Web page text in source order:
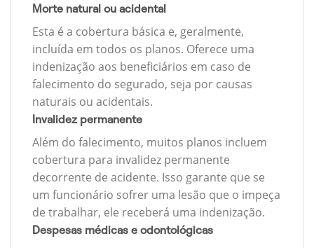
Morte natural ou acidental
Esta é a cobertura básica e, geralmente,
incluída em todos os planos. Oferece uma
indenização aos beneficiários em caso de
falecimento do segurado, seja por causas
naturais ou acidentais.
Invalidez permanente
Além do falecimento, muitos planos incluem
cobertura para invalidez permanente
decorrente de acidente. Isso garante que se
um funcionário sofrer uma lesão que o impeça
de trabalhar, ele receberá uma indenização.
Despesas médicas e odontológicas